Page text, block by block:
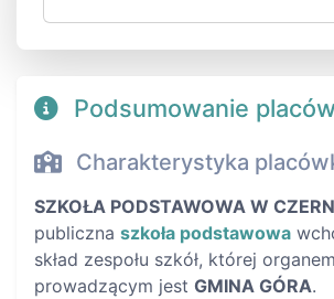
Podsumowanie
Charakterystyka
SZKOŁA PODSTAWOWA W
publiczna szkoła podstawowa
skład zespołu szkół, której organem
prowadzącym jest GMINA GÓRA.